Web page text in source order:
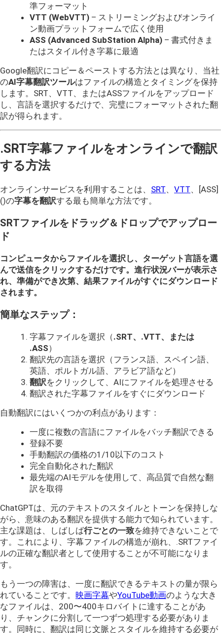
準フォーマット
VTT (WebVTT) – ストリーミングおよびオンライ
ン動画プラットフォームで広く使用
ASS (Advanced SubStation Alpha) – 書式付きま
たはスタイル付き字幕に最適
Google翻訳にコピー＆ペーストする方法とは異なり、当社
のAI字幕翻訳ツールはファイルの構造とタイミングを保持
します。SRT、VTT、またはASSファイルをアップロード
し、言語を選択するだけで、完璧にフォーマットされた翻
訳が得られます。
.SRT字幕ファイルをオンラインで翻訳
する方法
オンラインサービスを利用することは、 SRT、 VTT、[ASS]
()の字幕を翻訳する最も簡単な方法です。
SRTファイルをドラッグ＆ドロップでアップロー
ド
コンピュータからファイルを選択し、ターゲット言語を選
んで送信をクリックするだけです。進行状況バーが表示さ
れ、準備ができ次第、結果ファイルがすぐにダウンロード
されます。
簡単なステップ：
字幕ファイルを選択（.SRT、.VTT、または
.ASS）
翻訳先の言語を選択（フランス語、スペイン語、
英語、ポルトガル語、アラビア語など）
翻訳をクリックして、AIにファイルを処理させる
翻訳された字幕ファイルをすぐにダウンロード
自動翻訳にはいくつかの利点があります：
一度に複数の言語にファイルをバッチ翻訳できる
登録不要
手動翻訳の価格の1/10以下のコスト
完全自動化された翻訳
最先端のAIモデルを使用して、高品質で自然な翻
訳を取得
ChatGPTは、元のテキストのスタイルとトーンを保持しな
がら、意味のある翻訳を提供する能力で知られています。
主な課題は、しばしば行ごとの一致を維持できないことで
す。これにより、字幕ファイルの構造が崩れ、.SRTファイ
ルの正確な翻訳者として使用することが不可能になりま
す。
もう一つの障害は、一度に翻訳できるテキストの量が限ら
れていることです。 映画字幕やYouTube動画のような大き
なファイルは、200〜400キロバイトに達することがあ
り、チャンクに分割して一つずつ処理する必要がありま
す。同時に、翻訳は同じ文脈とスタイルを維持する必要が